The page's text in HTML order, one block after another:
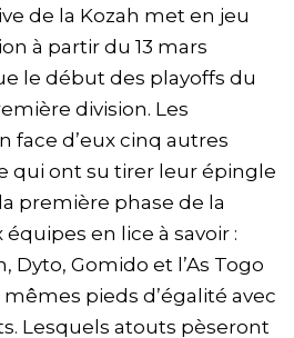
de la Kozah met en jeu
à partir du 13 mars
le début des playoffs du
division. Les
face d’eux cinq autres
qui ont su tirer leur épingle
première phase de la
en lice à savoir :
Dyto, Gomido et l’As Togo
pieds d’égalité avec
Lesquels atouts pèseront